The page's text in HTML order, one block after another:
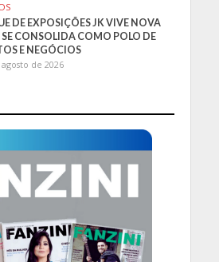
DE EXPOSIÇÕES JK VIVE NOVA
SE CONSOLIDA COMO POLO DE
E NEGÓCIOS
de 2026